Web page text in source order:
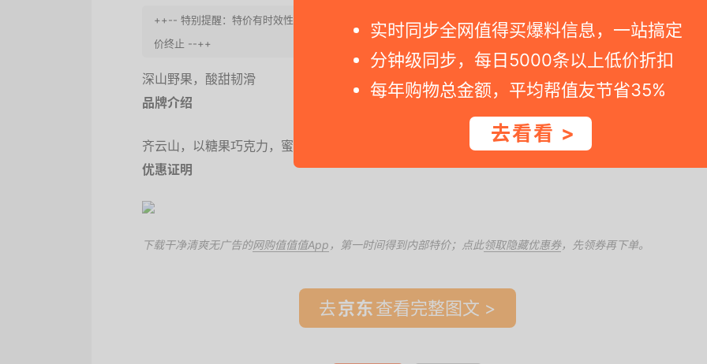
实时同步全网值得买爆料信息，一站搞定
分钟级同步，每日5000条以上低价折扣
每年购物总金额，平均帮值友节省35%
去看看 >
++-- 特别提醒：特价有时效性，请尽快动手。如您点击京东商城详情页面显示价格已恢复原价，那可能就是特
价终止 --++
深山野果，酸甜韧滑
品牌介绍
齐云山，以糖果巧克力，蜜饯果脯和食用油为主营的品牌
优惠证明
下载干净清爽无广告的网购值值值App ，第一时间得到内部特价；点此领取隐藏优惠券，先领券再下单。
去 查看完整图文 >